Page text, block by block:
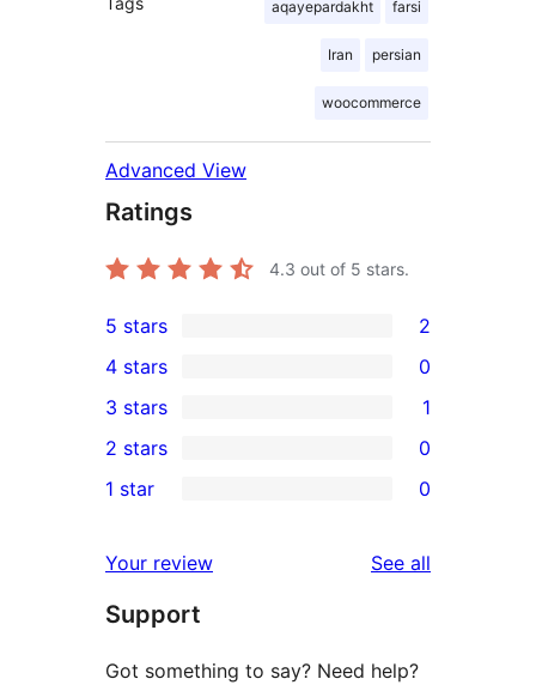
aqayepardakht farsi
Iran persian
woocommerce
Advanced View
Ratings
4.3 out of 5 stars.
2
5-
star
reviews
5 stars 2
4-
star
reviews
4 stars 0
1
3-
star
3 stars 1
2-
reviews
2 stars 0
star
reviews
1 star 0
Your review See all
Support
Got something to say? Need help?